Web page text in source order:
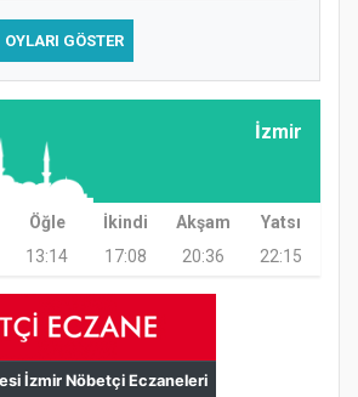
OYLARI GÖSTER
İzmir
Öğle İkindi Akşam
Yatsı
13:14 17:08 20:36 22:15